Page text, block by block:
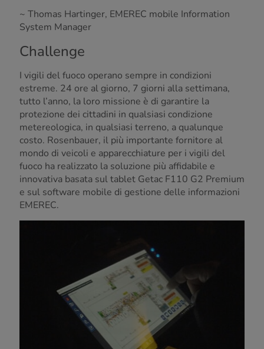
~ Thomas Hartinger, EMEREC mobile Information
System Manager
Challenge
I vigili del fuoco operano sempre in condizioni
estreme. 24 ore al giorno, 7 giorni alla settimana,
tutto l’anno, la loro missione è di garantire la
protezione dei cittadini in qualsiasi condizione
metereologica, in qualsiasi terreno, a qualunque
costo. Rosenbauer, il più importante fornitore al
mondo di veicoli e apparecchiature per i vigili del
fuoco ha realizzato la soluzione più affidabile e
innovativa basata sul tablet Getac F110 G2 Premium
e sul software mobile di gestione delle informazioni
EMEREC.